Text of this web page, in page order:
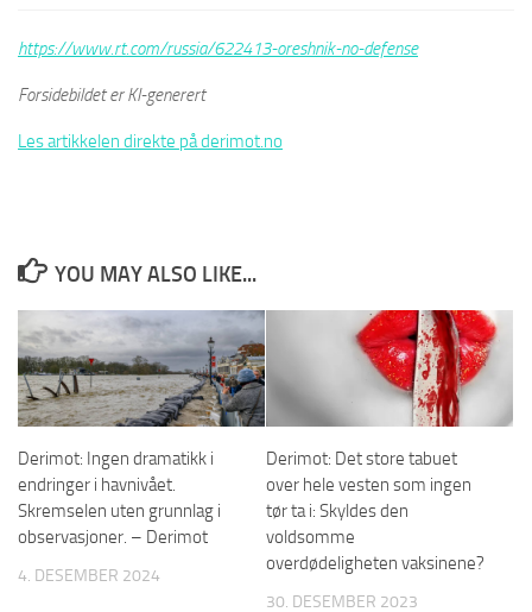
https://www.rt.com/russia/622413-oreshnik-no-defense
Forsidebildet er KI-generert
Les artikkelen direkte på derimot.no
YOU MAY ALSO LIKE...
Derimot: Ingen dramatikk i
endringer i havnivået.
Skremselen uten grunnlag i
observasjoner. – Derimot
4. DESEMBER 2024
Derimot: Det store tabuet
over hele vesten som ingen
tør ta i: Skyldes den
voldsomme
overdødeligheten vaksinene?
30. DESEMBER 2023